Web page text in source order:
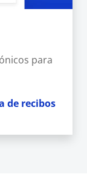
para
de recibos